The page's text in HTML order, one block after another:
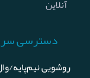
آنلاین
دسترسی
روشویی نیم‌پایه/